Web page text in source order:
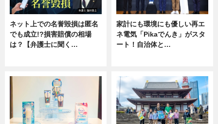
ネット上での名誉毀損は匿名
でも成立!?損害賠償の相場
は？【弁護士に聞く…
家計にも環境にも優しい再エ
ネ電気「Pikaでんき」がスタ
ート！自治体と…